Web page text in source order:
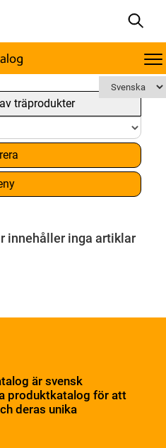
träprodukter
innehåller inga artiklar
är svensk
produktkatalog för att
deras unika